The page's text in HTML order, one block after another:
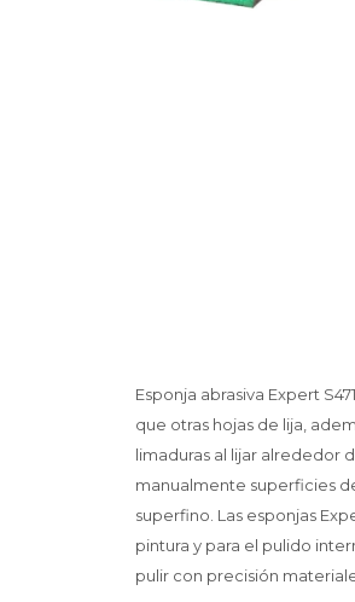
Esponja abrasiva Expert
que otras hojas de lija,
limaduras al lijar alrededor
manualmente superficies
superfino. Las esponjas
pintura y para el pulido
pulir con precisión